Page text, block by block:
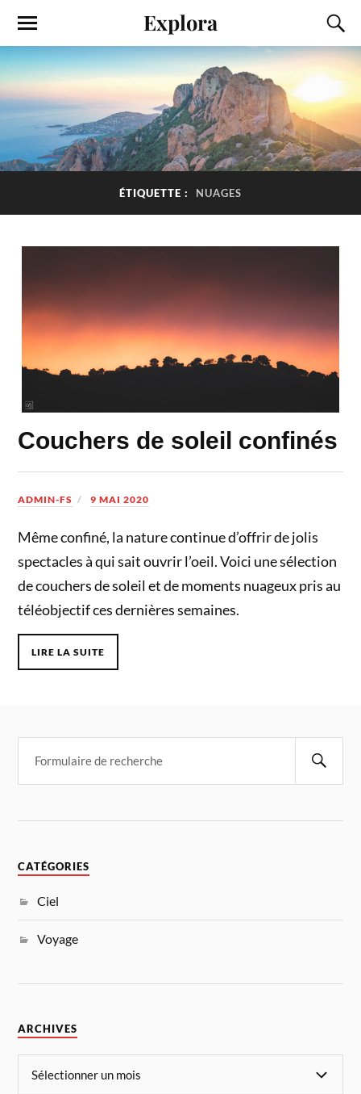
Explora
ÉTIQUETTE : NUAGES
Couchers de soleil confinés
ADMIN-FS 9 MAI 2020
Même confiné, la nature continue d’offrir de jolis
spectacles à qui sait ouvrir l’oeil. Voici une sélection
de couchers de soleil et de moments nuageux pris au
téléobjectif ces dernières semaines.
LIRE LA SUITE
CATÉGORIES
Ciel
Voyage
ARCHIVES